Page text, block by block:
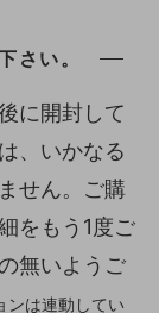
さい。
に開封して
、いかなる
せん。ご購
をもう1度ご
無いようご
ンは連動してい